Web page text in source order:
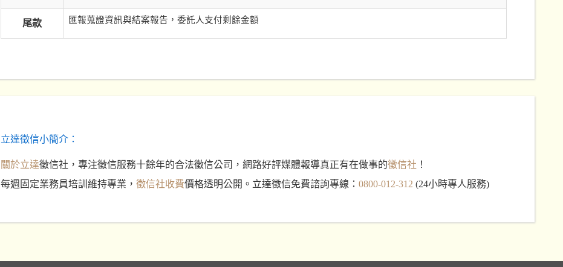
尾款 匯報蒐證資訊與結案報告，委託人支付剩餘金額
立達徵信小簡介：
關於立達徵信社，專注徵信服務十餘年的合法徵信公司，網路好評媒體報導真正有在做事的徵信社 ！
每週固定業務員培訓維持專業， 徵信社收費價格透明公開。立達徵信免費諮詢專線： 0800-012-312 (24小時專人服務)